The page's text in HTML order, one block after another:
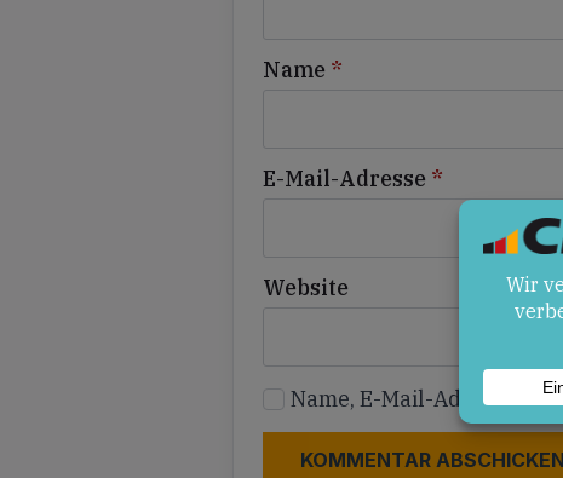
Name *
E-Mail-Adresse *
Website
Name, E-Mail-Adresse